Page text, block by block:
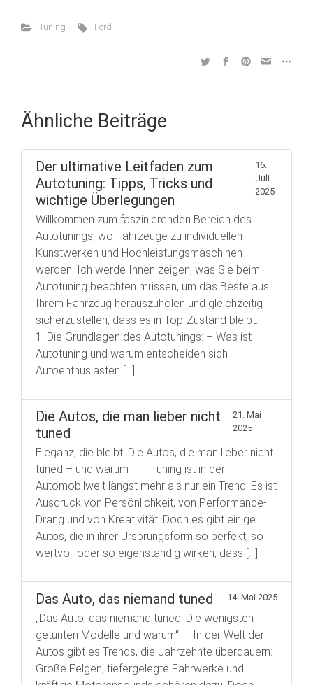
Tuning Ford
Ähnliche Beiträge
Der ultimative Leitfaden zum
Autotuning: Tipps, Tricks und
wichtige Überlegungen
16.
Juli
2025
Willkommen zum faszinierenden Bereich des
Autotunings, wo Fahrzeuge zu individuellen
Kunstwerken und Hochleistungsmaschinen
werden. Ich werde Ihnen zeigen, was Sie beim
Autotuning beachten müssen, um das Beste aus
Ihrem Fahrzeug herauszuholen und gleichzeitig
sicherzustellen, dass es in Top-Zustand bleibt.
1. Die Grundlagen des Autotunings: – Was ist
Autotuning und warum entscheiden sich
Autoenthusiasten […]
Die Autos, die man lieber nicht
tuned
21. Mai
2025
Eleganz, die bleibt: Die Autos, die man lieber nicht
tuned – und warum Tuning ist in der
Automobilwelt längst mehr als nur ein Trend. Es ist
Ausdruck von Persönlichkeit, von Performance-
Drang und von Kreativität. Doch es gibt einige
Autos, die in ihrer Ursprungsform so perfekt, so
wertvoll oder so eigenständig wirken, dass […]
Das Auto, das niemand tuned 14. Mai 2025
„Das Auto, das niemand tuned: Die wenigsten
getunten Modelle und warum“ In der Welt der
Autos gibt es Trends, die Jahrzehnte überdauern:
Große Felgen, tiefergelegte Fahrwerke und